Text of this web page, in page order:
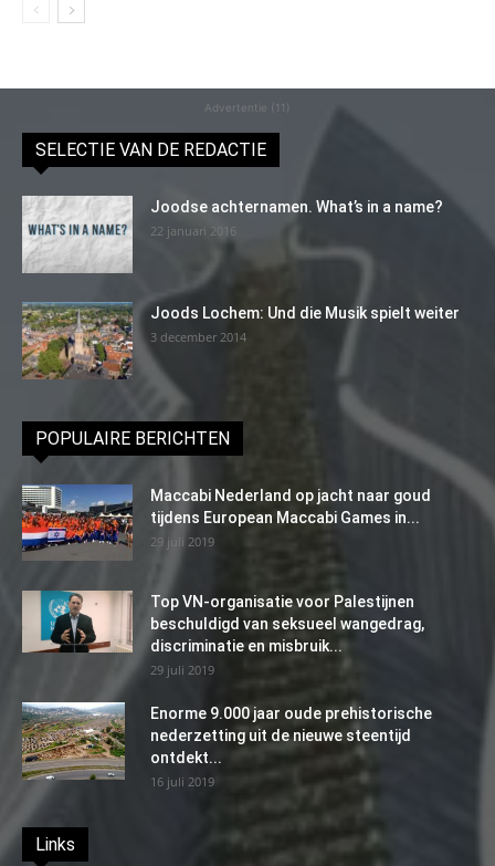
Advertentie (11)
SELECTIE VAN DE REDACTIE
Joodse achternamen. What’s in a name?
22 januari 2016
Joods Lochem: Und die Musik spielt weiter
3 december 2014
POPULAIRE BERICHTEN
Maccabi Nederland op jacht naar goud
tijdens European Maccabi Games in...
29 juli 2019
Top VN-organisatie voor Palestijnen
beschuldigd van seksueel wangedrag,
discriminatie en misbruik...
29 juli 2019
Enorme 9.000 jaar oude prehistorische
nederzetting uit de nieuwe steentijd
ontdekt...
16 juli 2019
Links